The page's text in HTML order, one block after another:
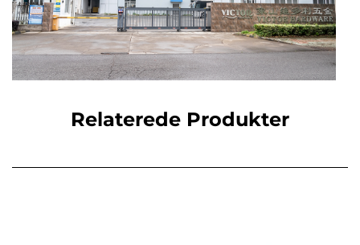
Relaterede Produkter